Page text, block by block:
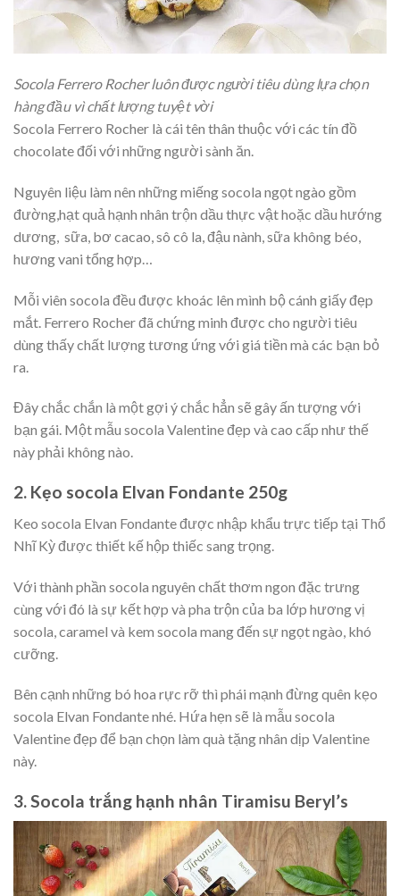
Socola Ferrero Rocher luôn được người tiêu dùng lựa chọn
hàng đầu vì chất lượng tuyệt vời
Socola Ferrero Rocher là cái tên thân thuộc với các tín đồ
chocolate đối với những người sành ăn.
Nguyên liệu làm nên những miếng socola ngọt ngào gồm
đường,hạt quả hạnh nhân trộn dầu thực vật hoặc dầu hướng
dương, sữa, bơ cacao, sô cô la, đậu nành, sữa không béo,
hương vani tổng hợp…
Mỗi viên socola đều được khoác lên mình bộ cánh giấy đẹp
mắt. Ferrero Rocher đã chứng minh được cho người tiêu
dùng thấy chất lượng tương ứng với giá tiền mà các bạn bỏ
ra.
Đây chắc chắn là một gợi ý chắc hẳn sẽ gây ấn tượng với
bạn gái. Một mẫu socola Valentine đẹp và cao cấp như thế
này phải không nào.
2. Kẹo socola Elvan Fondante 250g
Keo socola Elvan Fondante được nhập khẩu trực tiếp tại Thổ
Nhĩ Kỳ được thiết kế hộp thiếc sang trọng.
Với thành phần socola nguyên chất thơm ngon đặc trưng
cùng với đó là sự kết hợp và pha trộn của ba lớp hương vị
socola, caramel và kem socola mang đến sự ngọt ngào, khó
cưỡng.
Bên cạnh những bó hoa rực rỡ thì phái mạnh đừng quên kẹo
socola Elvan Fondante nhé. Hứa hẹn sẽ là mẫu socola
Valentine đẹp để bạn chọn làm quà tặng nhân dịp Valentine
này.
3. Socola trắng hạnh nhân Tiramisu Beryl’s